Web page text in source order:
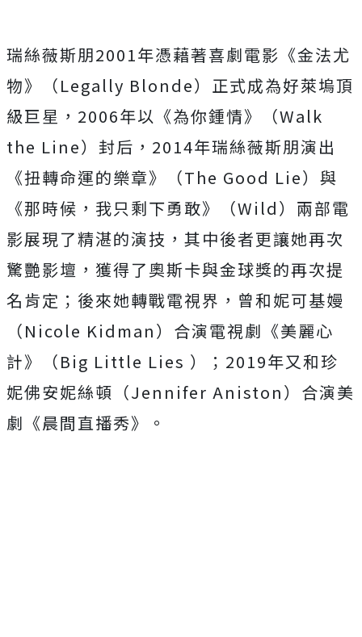
瑞絲薇斯朋2001年憑藉著喜劇電影《金法尤
物》（Legally Blonde）正式成為好萊塢頂
級巨星，2006年以《為你鍾情》（Walk
the Line）封后，2014年瑞絲薇斯朋演出
《扭轉命運的樂章》（The Good Lie）與
《那時候，我只剩下勇敢》（Wild）兩部電
影展現了精湛的演技，其中後者更讓她再次
驚艷影壇，獲得了奧斯卡與金球獎的再次提
名肯定；後來她轉戰電視界，曾和妮可基嫚
（Nicole Kidman）合演電視劇《美麗心
計》（Big Little Lies ）；2019年又和珍
妮佛安妮絲頓（Jennifer Aniston）合演美
劇《晨間直播秀》。